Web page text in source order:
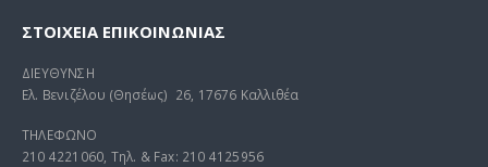
ΣΤΟΙΧΕΊΑ ΕΠΙΚΟΙΝΩΝΊΑΣ
ΔΙΕΥΘΥΝΣΗ
Ελ. Βενιζέλου (Θησέως) 26, 17676 Καλλιθέα
ΤΗΛΕΦΩΝΟ
210 4221060, Τηλ. & Fax: 210 4125956